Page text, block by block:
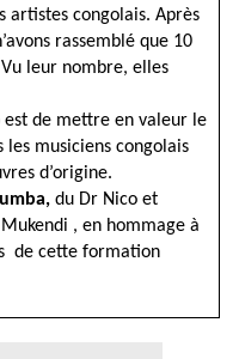
congolais. Après
rassemblé que 10
leur nombre, elles
est de mettre en valeur le
musiciens congolais
d’origine.
du Dr Nico et
Mukendi , en hommage à
de cette formation